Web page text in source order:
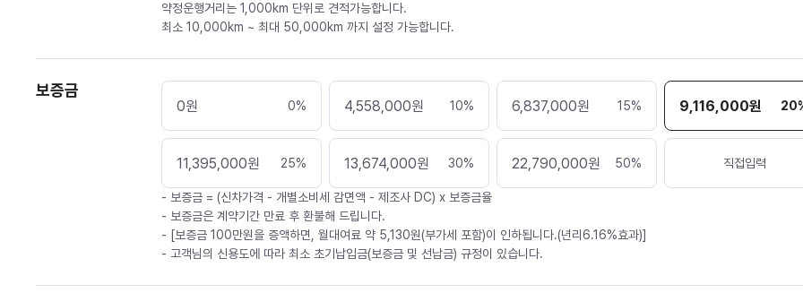
약정운행거리는 1,000km 단위로 견적가능합니다.
최소 10,000km ~ 최대 50,000km 까지 설정 가능합니다.
보증금
0원 0% 4,558,000원 10% 6,837,000원 15% 9,116,000원 20
11,395,000원 25% 13,674,000원 30% 22,790,000원 50% 직접입력
- 보증금 = (신차가격 - 개별소비세 감면액 - 제조사 DC) x 보증금율
- 보증금은 계약기간 만료 후 환불해 드립니다.
- [보증금 100만원을 증액하면, 월대여료 약 5,130원(부가세 포함)이 인하됩니다.(년리6.16%효과)]
- 고객님의 신용도에 따라 최소 초기납입금(보증금 및 선납금) 규정이 있습니다.